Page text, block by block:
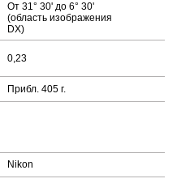
От 31° 30' до 6° 30'
(область изображения
DX)
0,23
Прибл. 405 г.
Nikon